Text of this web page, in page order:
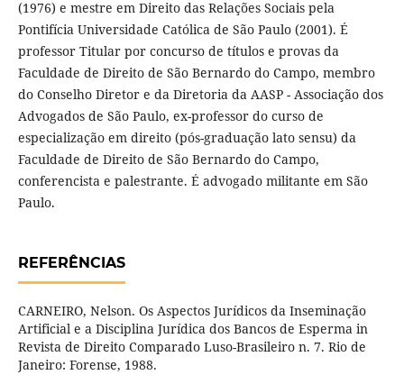
(1976) e mestre em Direito das Relações Sociais pela
Pontifícia Universidade Católica de São Paulo (2001). É
professor Titular por concurso de títulos e provas da
Faculdade de Direito de São Bernardo do Campo, membro
do Conselho Diretor e da Diretoria da AASP - Associação dos
Advogados de São Paulo, ex-professor do curso de
especialização em direito (pós-graduação lato sensu) da
Faculdade de Direito de São Bernardo do Campo,
conferencista e palestrante. É advogado militante em São
Paulo.
REFERÊNCIAS
CARNEIRO, Nelson. Os Aspectos Jurídicos da Inseminação
Artificial e a Disciplina Jurídica dos Bancos de Esperma in
Revista de Direito Comparado Luso-Brasileiro n. 7. Rio de
Janeiro: Forense, 1988.